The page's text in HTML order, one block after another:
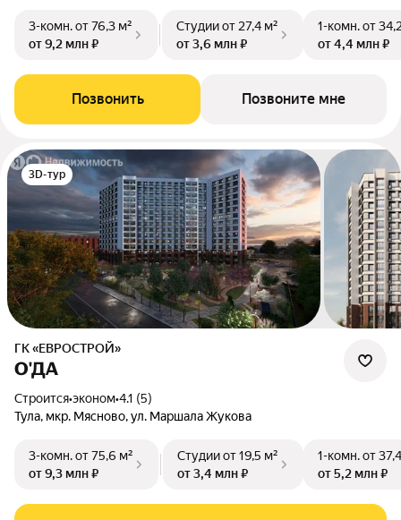
3-комн.от 76,3 м²
от 9,2 млн ₽
Студииот 27,4 м²
от 3,6 млн ₽
1-комн.от
от 4,4 млн ₽
Позвонить Позвоните мне
3D-тур
ГК «ЕВРОСТРОЙ»
О'ДА
Строится•эконом•4.1 (5)
Тула, мкр. Мясново, ул. Маршала Жукова
3-комн.от 75,6 м²
от 9,3 млн ₽
Студииот 19,5 м²
от 3,4 млн ₽
1-комн.от
от 5,2 млн ₽